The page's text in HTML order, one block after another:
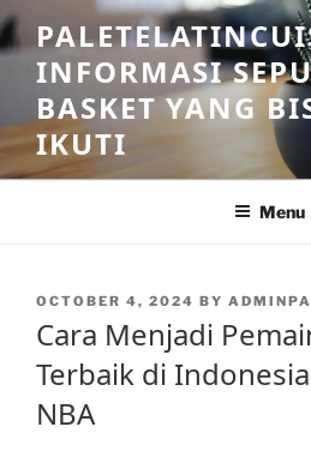
Skip
to
contentINFORMASI
BASKET YANG
IKUTI
Menu
POSTED
OCTOBER 4, 2024 BY
Cara Menjadi
Terbaik di
NBA